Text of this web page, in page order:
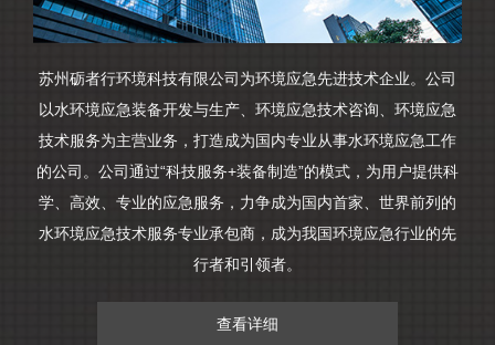
苏州砺者行环境科技有限公司为环境应急先进技术企业。公司
以水环境应急装备开发与生产、环境应急技术咨询、环境应急
技术服务为主营业务，打造成为国内专业从事水环境应急工作
的公司。公司通过“科技服务+装备制造”的模式，为用户提供科
学、高效、专业的应急服务，力争成为国内首家、世界前列的
水环境应急技术服务专业承包商，成为我国环境应急行业的先
行者和引领者。
查看详细